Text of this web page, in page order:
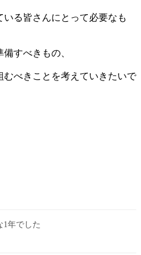
る皆さんにとって必要なも
すべきもの、
むべきことを考えていきたいで
1年でした